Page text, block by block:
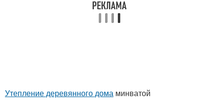
Утепление деревянного дома минватой